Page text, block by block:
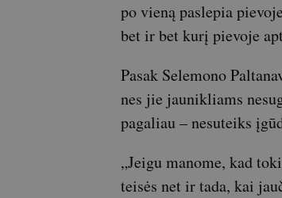
po vieną paslepia
bet ir bet kurį pievoje
Pasak Selemono
nes jie jaunikliams
pagaliau – nesuteiks
„Jeigu manome, kad
teisės net ir tada, kai